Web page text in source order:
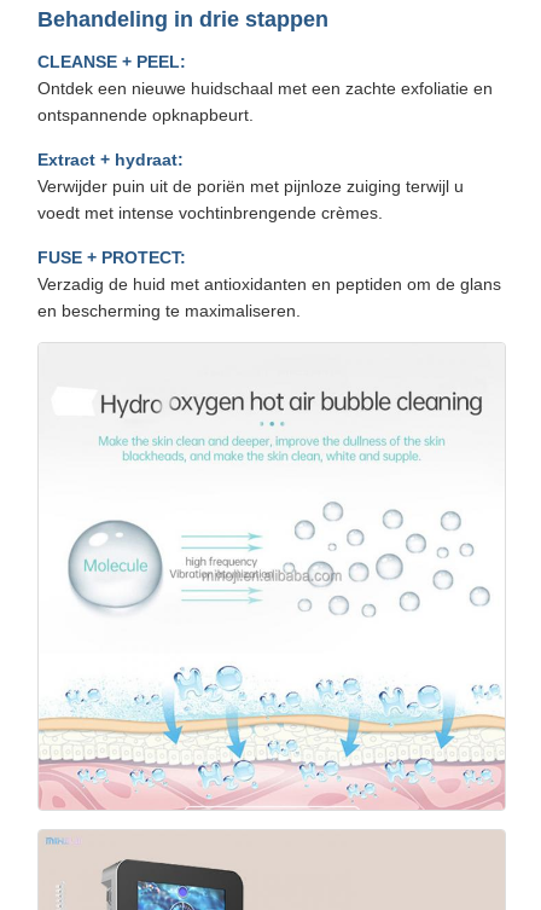
Behandeling in drie stappen
CLEANSE + PEEL:
Ontdek een nieuwe huidschaal met een zachte exfoliatie en
ontspannende opknapbeurt.
Extract + hydraat:
Verwijder puin uit de poriën met pijnloze zuiging terwijl u
voedt met intense vochtinbrengende crèmes.
FUSE + PROTECT:
Verzadig de huid met antioxidanten en peptiden om de glans
en bescherming te maximaliseren.